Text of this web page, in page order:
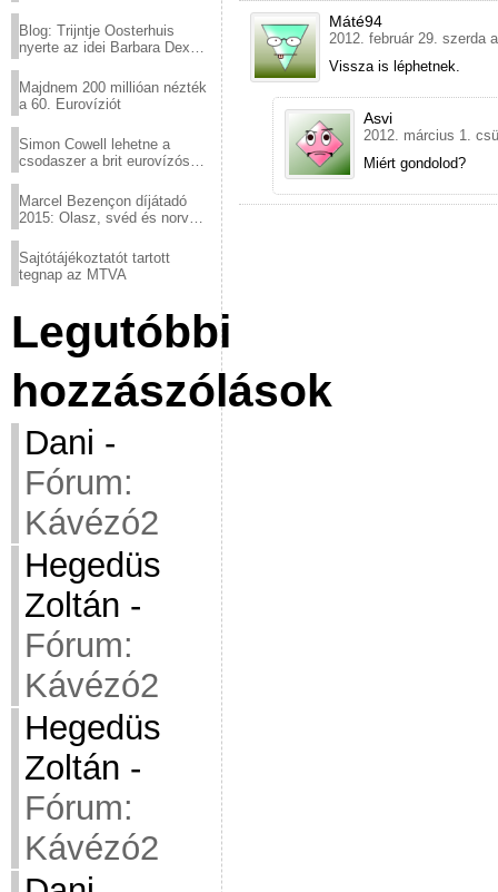
Blog: Trijntje Oosterhuis
nyerte az idei Barbara Dex
Majdnem 200 millióan nézték
a 60. Eurovíziót
Simon Cowell lehetne a
csodaszer a brit eurovízós
Marcel Bezençon díjátadó
2015: Olasz, svéd és norvég
Sajtótájékoztatót tartott
tegnap az MTVA
Legutóbbi
hozzászólások
Dani -
Fórum:
Kávézó2
Hegedüs
Zoltán -
Fórum:
Kávézó2
Hegedüs
Zoltán -
Fórum:
Kávézó2
Máté94
2012. február 29. szerda
Vissza is léphetnek.
Asvi
2012. március 1.
Miért gondolod?